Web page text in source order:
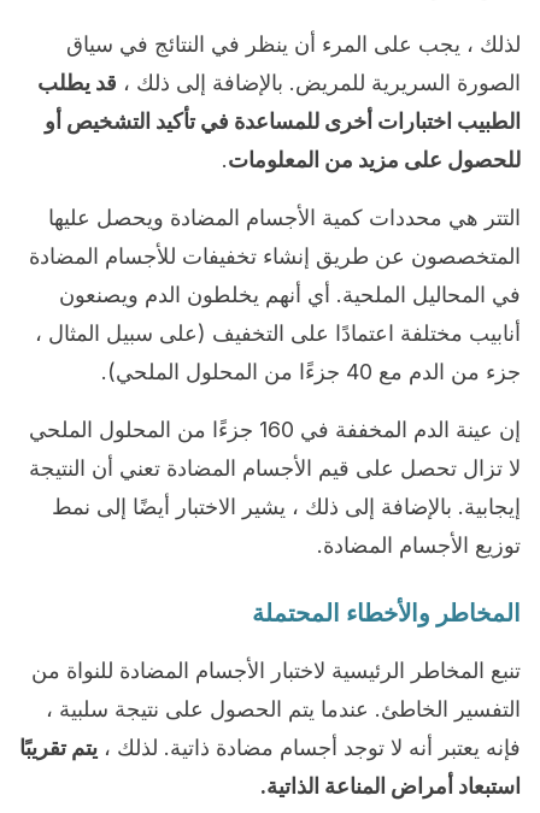
لذلك ، يجب على المرء أن ينظر في النتائج في سياق
الصورة السريرية للمريض. بالإضافة إلى ذلك ، قد يطلب
الطبيب اختبارات أخرى للمساعدة في تأكيد التشخيص أو
للحصول على مزيد من المعلومات.
التتر هي محددات كمية الأجسام المضادة ويحصل عليها
المتخصصون عن طريق إنشاء تخفيفات للأجسام المضادة
في المحاليل الملحية. أي أنهم يخلطون الدم ويصنعون
أنابيب مختلفة اعتمادًا على التخفيف (على سبيل المثال ،
جزء من الدم مع 40 جزءًا من المحلول الملحي).
إن عينة الدم المخففة في 160 جزءًا من المحلول الملحي
لا تزال تحصل على قيم الأجسام المضادة تعني أن النتيجة
إيجابية. بالإضافة إلى ذلك ، يشير الاختبار أيضًا إلى نمط
توزيع الأجسام المضادة.
المخاطر والأخطاء المحتملة
تنبع المخاطر الرئيسية لاختبار الأجسام المضادة للنواة من
التفسير الخاطئ. عندما يتم الحصول على نتيجة سلبية ،
فإنه يعتبر أنه لا توجد أجسام مضادة ذاتية. لذلك ، يتم تقريبًا
استبعاد أمراض المناعة الذاتية.